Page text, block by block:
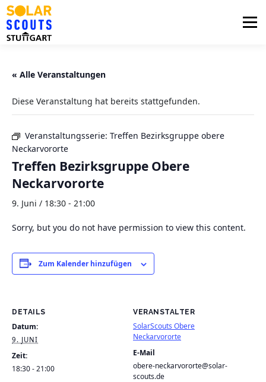
Zum
Inhalt
springen
Menü
« Alle Veranstaltungen
Diese Veranstaltung hat bereits stattgefunden.
Veranstaltungsserie: Treffen Bezirksgruppe obere
Neckarvororte
Treffen Bezirksgruppe Obere
Neckarvororte
9. Juni / 18:30 - 21:00
Sorry, but you do not have permission to view this content.
Zum Kalender hinzufügen
DETAILS
Datum:
9. JUNI
Zeit:
18:30 - 21:00
VERANSTALTER
SolarScouts Obere
Neckarvororte
E-Mail
obere-neckarvororte@solar-
scouts.de